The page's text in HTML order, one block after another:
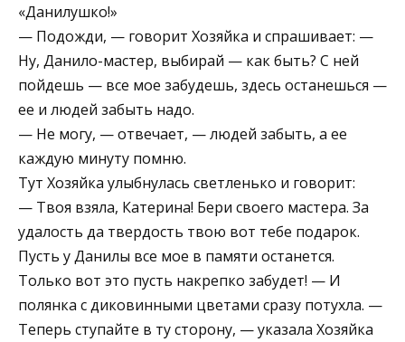
«Данилушко!»
— Подожди, — говорит Хозяйка и спрашивает: —
Ну, Данило-мастер, выбирай — как быть? С ней
пойдешь — все мое забудешь, здесь останешься —
ее и людей забыть надо.
— Не могу, — отвечает, — людей забыть, а ее
каждую минуту помню.
Тут Хозяйка улыбнулась светленько и говорит:
— Твоя взяла, Катерина! Бери своего мастера. За
удалость да твердость твою вот тебе подарок.
Пусть у Данилы все мое в памяти останется.
Только вот это пусть накрепко забудет! — И
полянка с диковинными цветами сразу потухла. —
Теперь ступайте в ту сторону, — указала Хозяйка